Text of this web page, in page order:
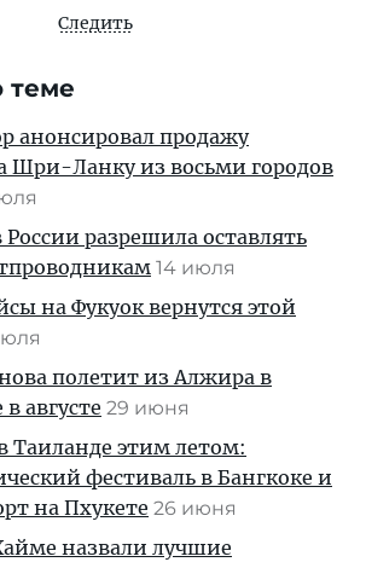
Следить
теме
анонсировал продажу
Шри-Ланку из восьми городов
России разрешила оставлять
14 июля
на Фукуок вернутся этой
полетит из Алжира в
августе 29 июня
Таиланде этим летом:
фестиваль в Бангкоке и
на Пхукете 26 июня
назвали лучшие